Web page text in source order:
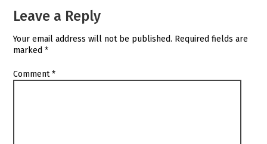
Leave a Reply
Your email address will not be published. Required fields are
marked*
Comment*